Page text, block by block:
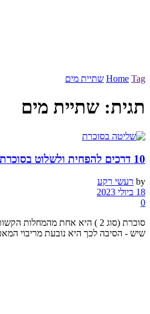
Home Tag שתיית מים
תגית: שתיית מים
10 דרכים להפחית ולשלוט בסוכרת מבלי להשתמש בתרופות
by רעשי רקע
18 ביולי 2023
0
סוכרת (סוג 2 ) היא אחת
שיש - הסיבה לכך היא נובעת מריבוי